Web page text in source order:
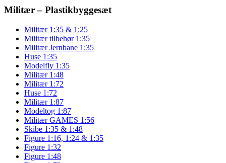
Militær – Plastikbyggesæt
Militær 1:35 & 1:25
Militær tilbehør 1:35
Militær Jernbane 1:35
Huse 1:35
Modelfly 1:35
Militær 1:48
Militær 1:72
Huse 1:72
Militær 1:87
Modeltog 1:87
Militær GAMES 1:56
Skibe 1:35 & 1:48
Figure 1:16, 1:24 & 1:35
Figure 1:32
Figure 1:48